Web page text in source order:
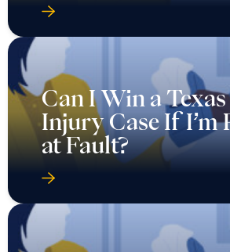
Can I Win a
Injury Case If I’m
at Fault?